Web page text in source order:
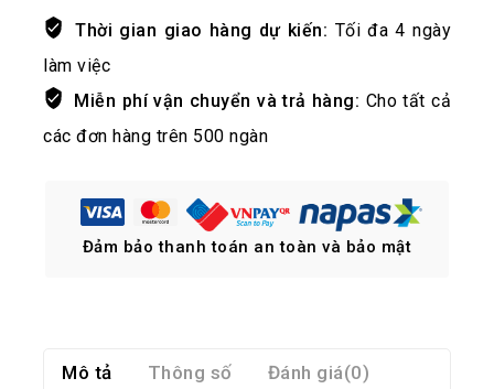
Thời gian giao hàng dự kiến: Tối đa 4 ngày
làm việc
Miễn phí vận chuyển và trả hàng: Cho tất cả
các đơn hàng trên 500 ngàn
Đảm bảo thanh toán an toàn và bảo mật
Mô tả Thông số Đánh giá(0)